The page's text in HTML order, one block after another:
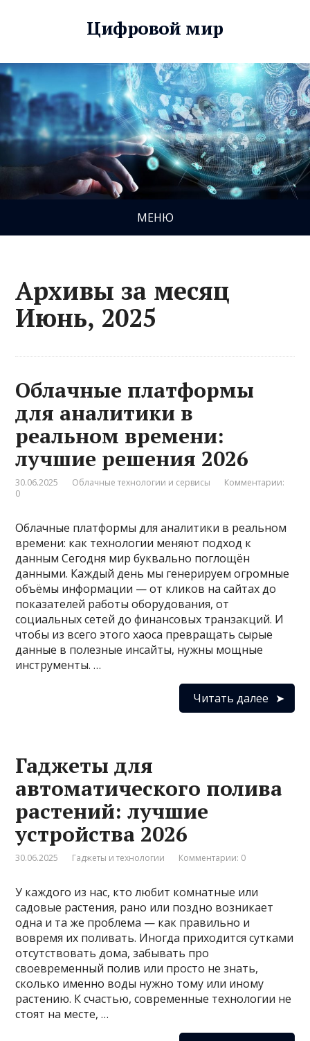
Цифровой мир
МЕНЮ
Архивы за месяц
Июнь, 2025
Облачные платформы
для аналитики в
реальном времени:
лучшие решения 2026
30.06.2025 Облачные технологии и сервисы
Комментарии:
0
Облачные платформы для аналитики в реальном
времени: как технологии меняют подход к
данным Сегодня мир буквально поглощён
данными. Каждый день мы генерируем огромные
объёмы информации — от кликов на сайтах до
показателей работы оборудования, от
социальных сетей до финансовых транзакций. И
чтобы из всего этого хаоса превращать сырые
данные в полезные инсайты, нужны мощные
инструменты. …
Читать далее
Гаджеты для
автоматического полива
растений: лучшие
устройства 2026
30.06.2025 Гаджеты и технологии Комментарии: 0
У каждого из нас, кто любит комнатные или
садовые растения, рано или поздно возникает
одна и та же проблема — как правильно и
вовремя их поливать. Иногда приходится сутками
отсутствовать дома, забывать про
своевременный полив или просто не знать,
сколько именно воды нужно тому или иному
растению. К счастью, современные технологии не
стоят на месте, …